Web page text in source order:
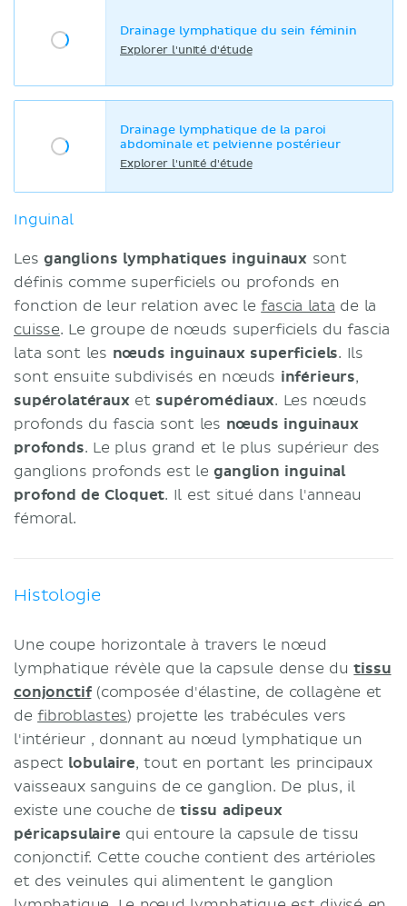
Drainage lymphatique du sein féminin
Explorer l'unité d'étude
Drainage lymphatique de la paroi
abdominale et pelvienne postérieur
Explorer l'unité d'étude
Inguinal
Les ganglions lymphatiques inguinaux sont
définis comme superficiels ou profonds en
fonction de leur relation avec lefascia lata de la
cuisse. Le groupe de nœuds superficiels du fascia
lata sont les nœuds inguinaux superficiels. Ils
sont ensuite subdivisés en nœuds inférieurs,
supérolatérauxet supéromédiaux. Les nœuds
profonds du fascia sont les nœuds inguinaux
profonds. Le plus grand et le plus supérieur des
ganglions profonds est leganglion inguinal
profond de Cloquet. Il est situé dans l'anneau
fémoral.
Histologie
Une coupe horizontale à travers le nœud
lymphatique révèle que la capsule dense dutissu
conjonctif(composée d'élastine, de collagène et
defibroblastes) projette les trabécules vers
l'intérieur , donnant au nœud lymphatique un
aspect lobulaire, tout en portant les principaux
vaisseaux sanguins de ce ganglion. De plus, il
existe une couche detissu adipeux
péricapsulaire qui entoure la capsule de tissu
conjonctif. Cette couche contient des artérioles
et des veinules qui alimentent le ganglion